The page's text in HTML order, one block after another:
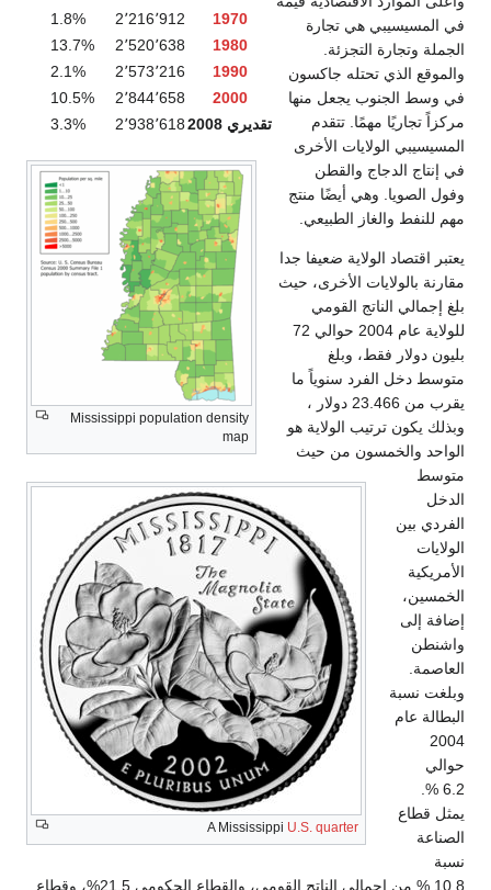
2٬216٬912
1.8%
1980
2٬520٬638
13.7%
1990
2٬573٬216
2.1%
2000
2٬844٬658
10.5%
تقديري 2008
2٬938٬618 3.3%
Mississippi population density
map
A MississippiU.S.
جدا
حيث
هو
10.8 % من إجمالي الناتج القومي، والقطاع الحكومي 21.5%، وقطاع